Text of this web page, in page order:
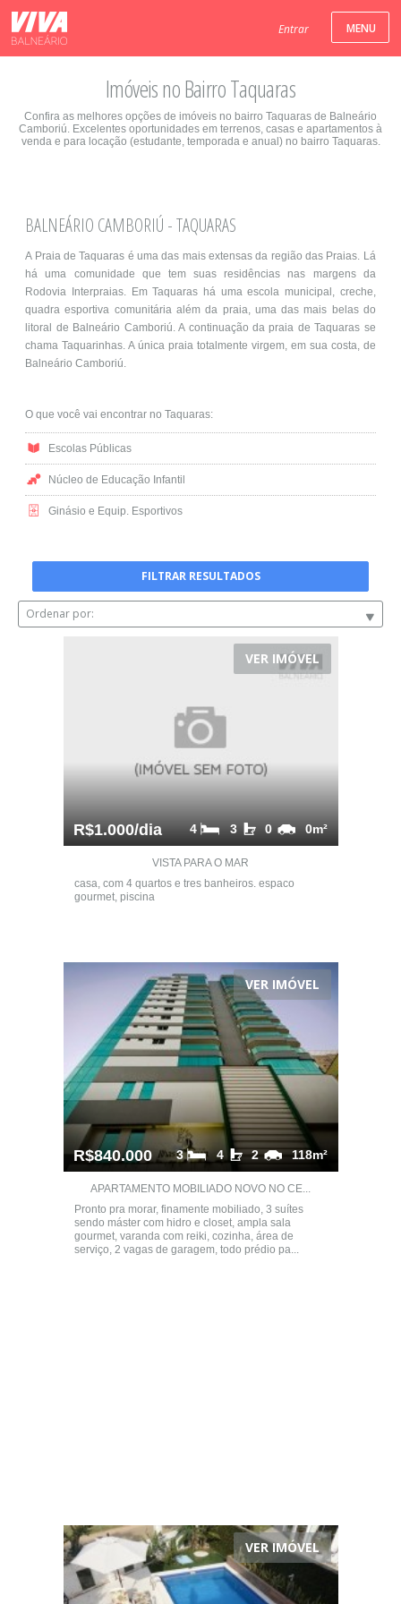
Entrar
Imóveis no Bairro Taquaras
Confira as melhores opções de imóveis no bairro Taquaras de Balneário
Camboriú. Excelentes oportunidades em terrenos, casas e apartamentos à
venda e para locação (estudante, temporada e anual) no bairro Taquaras.
BALNEÁRIO CAMBORIÚ - TAQUARAS
A Praia de Taquaras é uma das mais extensas da região das Praias. Lá
há uma comunidade que tem suas residências nas margens da
Rodovia Interpraias. Em Taquaras há uma escola municipal, creche,
quadra esportiva comunitária além da praia, uma das mais belas do
litoral de Balneário Camboriú. A continuação da praia de Taquaras se
chama Taquarinhas. A única praia totalmente virgem, em sua costa, de
Balneário Camboriú.
O que você vai encontrar no Taquaras:
Escolas Públicas
Núcleo de Educação Infantil
Ginásio e Equip. Esportivos
FILTRAR RESULTADOS
Ordenar por:
VER IMÓVEL
R$1.000/dia 0m²
0
3
4
VISTA PARA O MAR
casa, com 4 quartos e tres banheiros. espaco
gourmet, piscina
VER IMÓVEL
R$840.000 118m²
2
4
3
APARTAMENTO MOBILIADO NOVO NO CE...
Pronto pra morar, finamente mobiliado, 3 suítes
sendo máster com hidro e closet, ampla sala
gourmet, varanda com reiki, cozinha, área de
serviço, 2 vagas de garagem, todo prédio pa...
VER IMÓVEL